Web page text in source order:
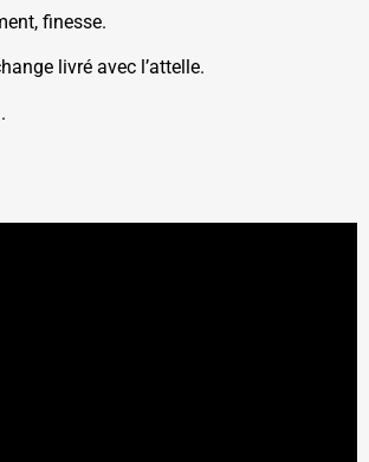
finesse.
livré avec l’attelle.